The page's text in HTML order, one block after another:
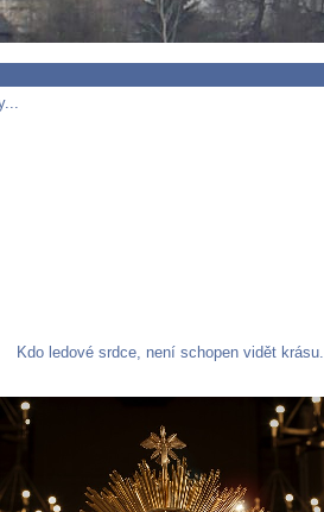
Kdo ledové srdce, není schopen vidět krásu.